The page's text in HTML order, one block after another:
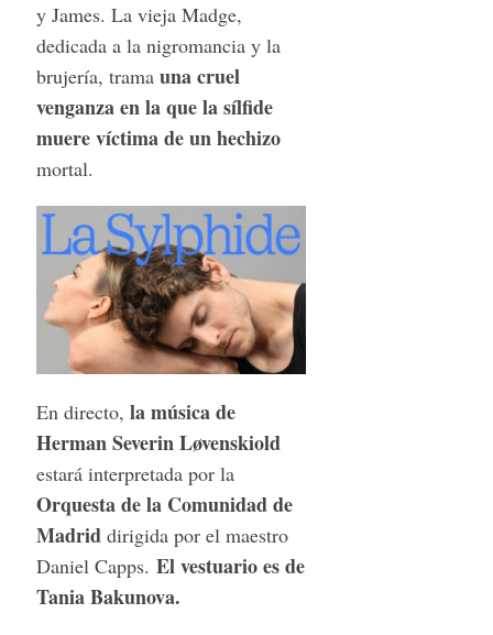
y James. La vieja Madge,
dedicada a la nigromancia y la
brujería, trama una cruel
venganza en la que la sílfide
muere víctima de un hechizo
mortal.
En directo, la música de
Herman Severin Løvenskiold
estará interpretada por la
Orquesta de la Comunidad de
Madriddirigida por el maestro
Daniel Capps. El vestuario es de
Tania Bakunova.